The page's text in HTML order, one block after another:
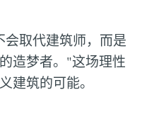
取代建筑师，而是
造梦者。"这场理性
建筑的可能。